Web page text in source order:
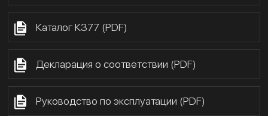
Каталог К377 (PDF)
Декларация о соответствии (PDF)
Руководство по эксплуатации (PDF)